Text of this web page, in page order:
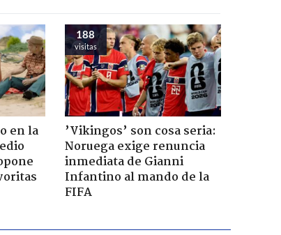
en la
188
visitas
’Vikingos’ son cosa seria:
Noruega exige renuncia
inmediata de Gianni
Infantino al mando de la
FIFA